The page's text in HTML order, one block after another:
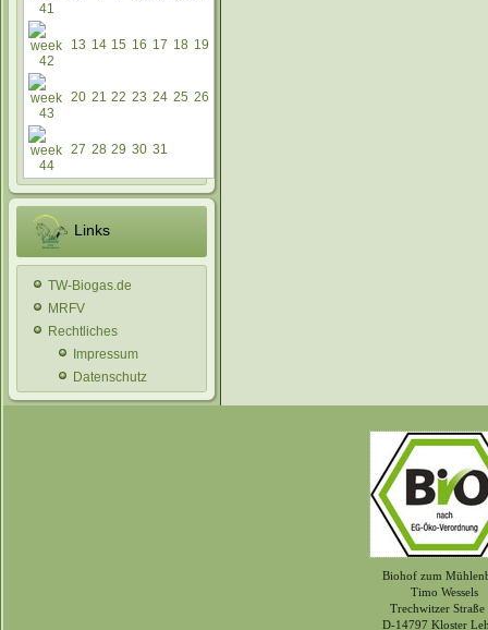
13 14 15 16 17 18 19
20 21 22 23 24 25 26
27 28 29 30 31
Links
TW-Biogas.de
MRFV
Rechtliches
Impressum
Datenschutz
Biohof zum
Timo Wessels
Trechwitzer Straße
D-14797 Kloster